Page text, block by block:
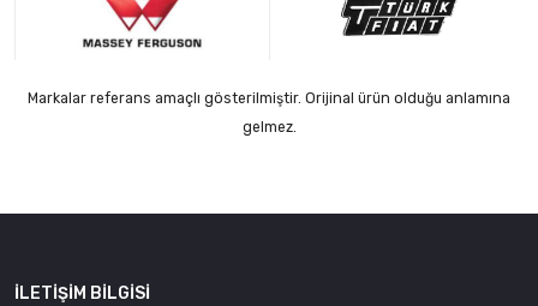
Markalar referans amaçlı gösterilmiştir. Orijinal ürün olduğu anlamına
gelmez.
İLETIŞIM BILGISI